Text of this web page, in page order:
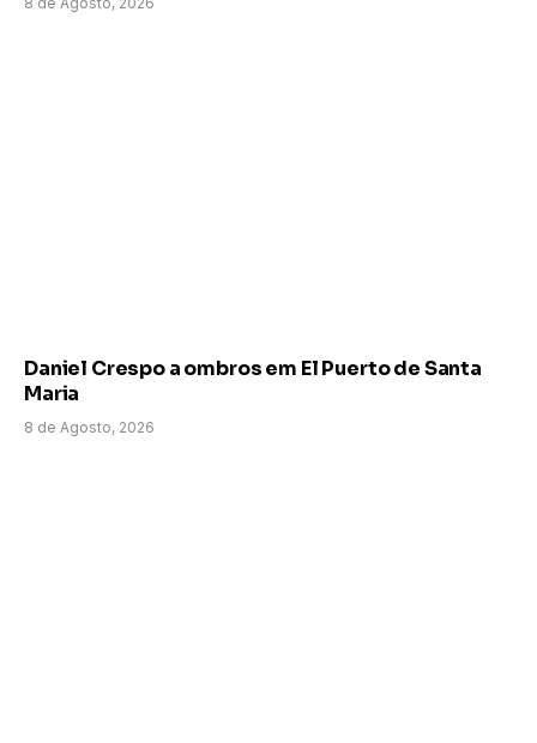
Daniel Crespo a ombros em El Puerto de Santa
Maria
8 de Agosto, 2026